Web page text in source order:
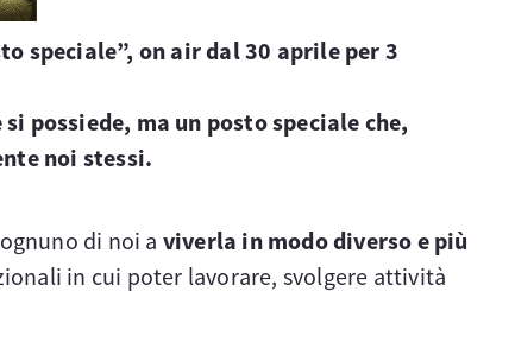
speciale”, on air dal 30 aprile per 3
possiede, ma un posto speciale che,
noi stessi.
di noi a viverla in modo diverso e più
in cui poter lavorare, svolgere attività